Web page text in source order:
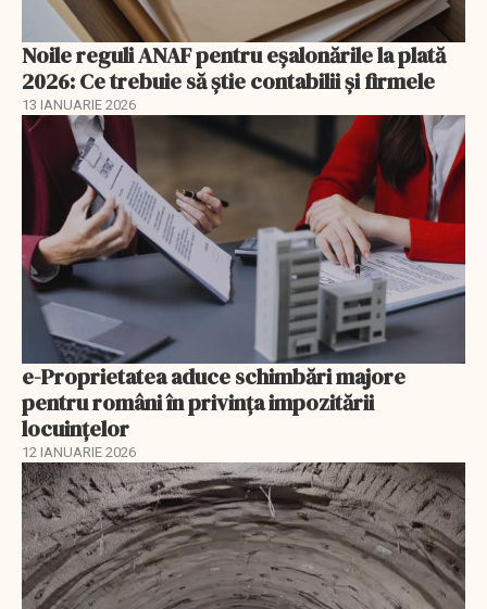
Noile reguli ANAF pentru eşalonările la plată
2026: Ce trebuie să știe contabilii și firmele
13 IANUARIE 2026
e-Proprietatea aduce schimbări majore
pentru români în privinţa impozitării
locuințelor
12 IANUARIE 2026